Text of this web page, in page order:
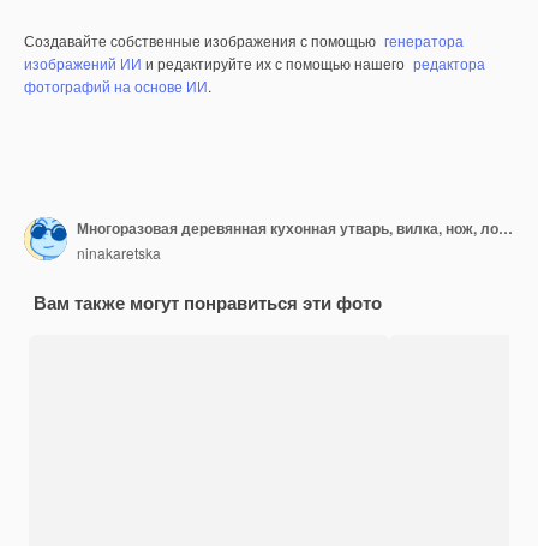
Создавайте собственные изображения с помощью генератора
изображений ИИ и редактируйте их с помощью нашего редактора
фотографий на основе ИИ.
Многоразовая деревянная кухонная утварь, вилка, нож, ложка, пшеничные трубки. Нулевая концепция отходов, экологически чистые предметы.
ninakaretska
Вам также могут понравиться эти фото